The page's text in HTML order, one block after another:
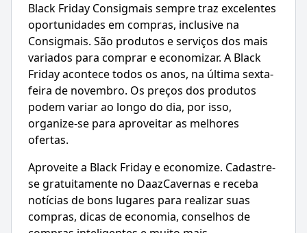
Black Friday Consigmais sempre traz excelentes
oportunidades em compras, inclusive na
Consigmais. São produtos e serviços dos mais
variados para comprar e economizar. A Black
Friday acontece todos os anos, na última sexta-
feira de novembro. Os preços dos produtos
podem variar ao longo do dia, por isso,
organize-se para aproveitar as melhores
ofertas.
Aproveite a Black Friday e economize. Cadastre-
se gratuitamente no DaazCavernas e receba
notícias de bons lugares para realizar suas
compras, dicas de economia, conselhos de